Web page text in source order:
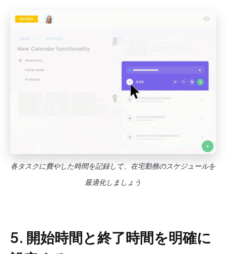
各タスクに費やした時間を記録して、在宅勤務のスケジュールを
最適化しましょう
5. 開始時間と終了時間を明確に